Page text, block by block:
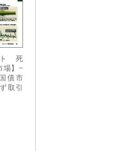
ト 死
場】−
債市
取引